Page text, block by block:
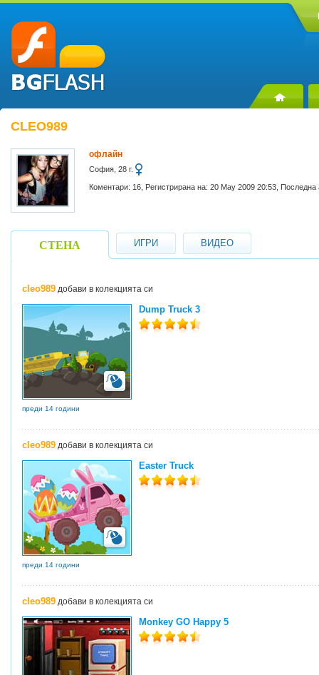
CLEO989
офлайн
София, 28 г.
Коментари: 16, Регистрирана на: 20 May 2009 20:53, Последна
СТЕНА ИГРИ ВИДЕО
cleo989 добави в колекцията си
Dump Truck 3
преди 14 години
cleo989 добави в колекцията си
Easter Truck
преди 14 години
cleo989 добави в колекцията си
Monkey GO Happy 5